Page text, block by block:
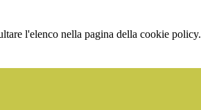
l'elenco nella pagina della cookie policy.